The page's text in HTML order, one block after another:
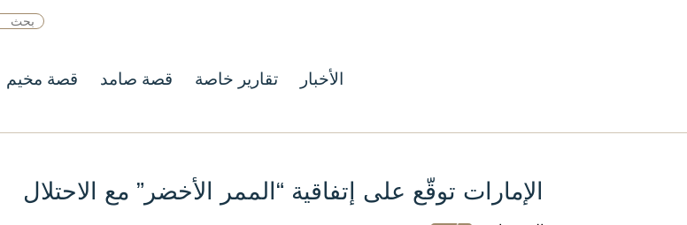
الأخبار تقارير خاصة قصة صامد قصة مخيم
الإمارات توقّع على إتفاقية “الممر الأخضر” مع الاحتلال